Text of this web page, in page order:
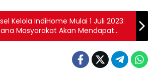
Kelola IndiHome Mulai 1 Juli 2023:
Masyarakat Akan Mendapat